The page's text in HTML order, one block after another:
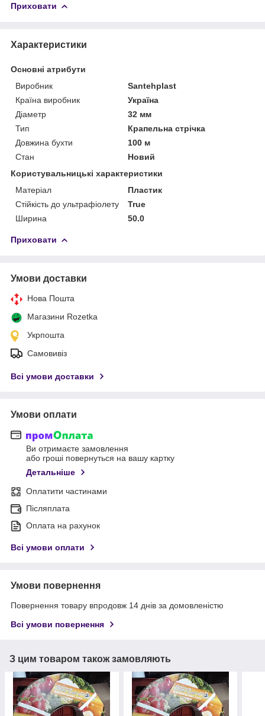
Приховати
Характеристики
Основні атрибути
Виробник
Santehplast
Країна виробник
Україна
Діаметр
32 мм
Тип
Крапельна стрічка
Довжина бухти
100 м
Стан
Новий
Користувальницькі характеристики
Матеріал
Пластик
Стійкість до ультрафіолету
True
Ширина
50.0
Приховати
Умови доставки
Нова Пошта
Магазини Rozetka
Укрпошта
Самовивіз
Всі умови доставки
Умови оплати
Ви отримаєте замовлення
або гроші повернуться на вашу картку
Детальніше
Оплатити частинами
Післяплата
Оплата на рахунок
Всі умови оплати
Умови повернення
Повернення товару впродовж 14 днів за домовленістю
Всі умови повернення
З цим товаром також замовляють